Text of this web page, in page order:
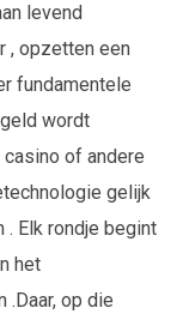
levend
, opzetten een
fundamentele
wordt
of andere
gelijk
Elk rondje begint
het
.Daar, op die